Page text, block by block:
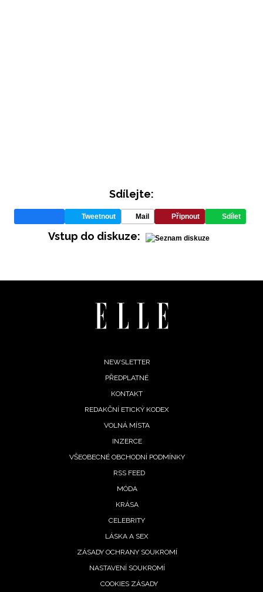
REDAKCE
Sdílejte:
Tweetnout Mail Připnout Sdílet
Vstup do diskuze:
NEWSLETTER
PŘEDPLATNÉ
KONTAKT
REDAKČNÍ ETICKÝ KODEX
VOLNÁ MÍSTA
INZERCE
VŠEOBECNÉ OBCHODNÍ PODMÍNKY
RSS FEED
MÓDA
KRÁSA
CELEBRITY
LÁSKA A SEX
ZÁSADY OCHRANY SOUKROMÍ
NASTAVENÍ SOUKROMÍ
COOKIES ZÁSADY